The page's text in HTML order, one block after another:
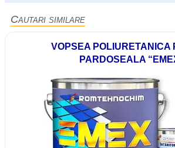
Cautari similare
VOPSEA POLIURETANICA
PARDOSEALA